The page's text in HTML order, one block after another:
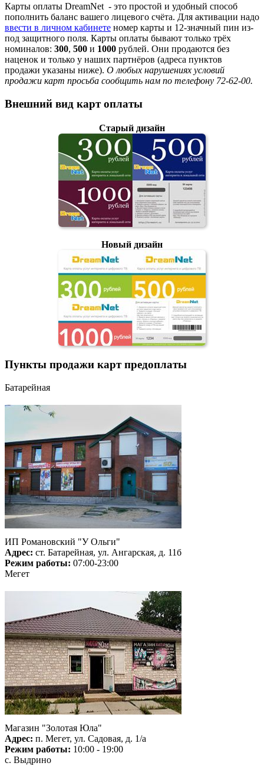
Карты оплаты DreamNet - это простой и удобный способ
пополнить баланс вашего лицевого счёта. Для активации надо
ввести в личном кабинете номер карты и 12-значный пин из-
под защитного поля. Карты оплаты бывают только трёх
номиналов: 300, 500 и 1000 рублей. Они продаются без
наценок и только у наших партнёров (адреса пунктов
продажи указаны ниже). О любых нарушениях условий
продажи карт просьба сообщить нам по телефону 72-62-00.
Внешний вид карт оплаты
Старый дизайн
Новый дизайн
Пункты продажи карт предоплаты
Батарейная
ИП Романовский "У Ольги"
Адрес: ст. Батарейная, ул. Ангарская, д. 11б
Режим работы: 07:00-23:00
Мегет
Магазин "Золотая Юла"
Адрес: п. Мегет, ул. Садовая, д. 1/а
Режим работы: 10:00 - 19:00
с. Выдрино